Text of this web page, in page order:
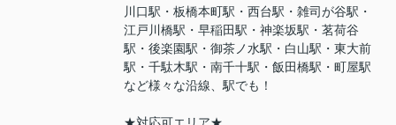
川口駅・板橋本町駅・西台駅・雑司が谷駅・
江戸川橋駅・早稲田駅・神楽坂駅・茗荷谷
駅・後楽園駅・御茶ノ水駅・白山駅・東大前
駅・千駄木駅・南千十駅・飯田橋駅・町屋駅
など様々な沿線、駅でも！